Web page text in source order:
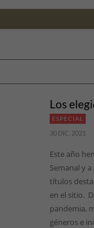
Los
ESPECIAL
30 DIC, 2021
Este año
Semanal y
títulos
en el sitio.
pandemia,
géneros e